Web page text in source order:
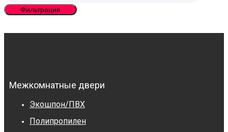
Фильтрация
Межкомнатные двери
Экошпон/ПВХ
Полипропилен